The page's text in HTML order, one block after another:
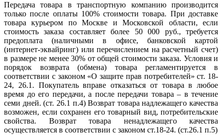
Передача товара в транспортную компанию производится
только после оплаты 100% стоимости товара. При доставке
товара курьером по Москве и Московской области, если
стоимость заказа составляет более 50 000 руб., требуется
предоплата (наличными в офисе, банковской картой
(интернет-эквайринг) или перечислением на расчетный счет)
в размере не менее 30% от общей стоимости заказа. Условия и
порядок возврата (обмена) товара регламентируется в
соответствии с законом «О защите прав потребителей» ст. 18-
24, 26.1. Покупатель вправе отказаться от товара в любое
время до его передачи, а после передачи товара – в течение
семи дней. (ст. 26.1 п.4) Возврат товара надлежащего качества
возможен, если сохранен его товарный вид, потребительские
свойства. Возврат товара ненадлежащего качества
осуществляется в соответствии с законом ст.18-24. (ст.26.1 п.5)